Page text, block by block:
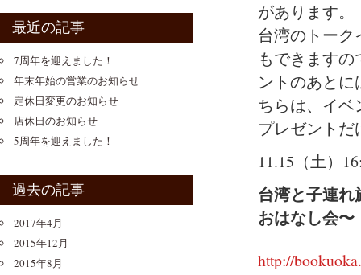
があります
台湾のトー
もできます
ントのあと
ちらは、イ
プレゼント
11.15（土）
台湾と子連
おはなし会〜
http://
最近の記事
7周年を迎えました！
年末年始の営業のお知らせ
定休日変更のお知らせ
店休日のお知らせ
5周年を迎えました！
過去の記事
2017年4月
2015年12月
2015年8月